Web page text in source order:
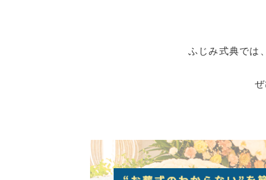
ふじみ式典では